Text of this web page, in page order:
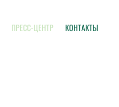
ПРЕСС-ЦЕНТР КОНТАКТЫ